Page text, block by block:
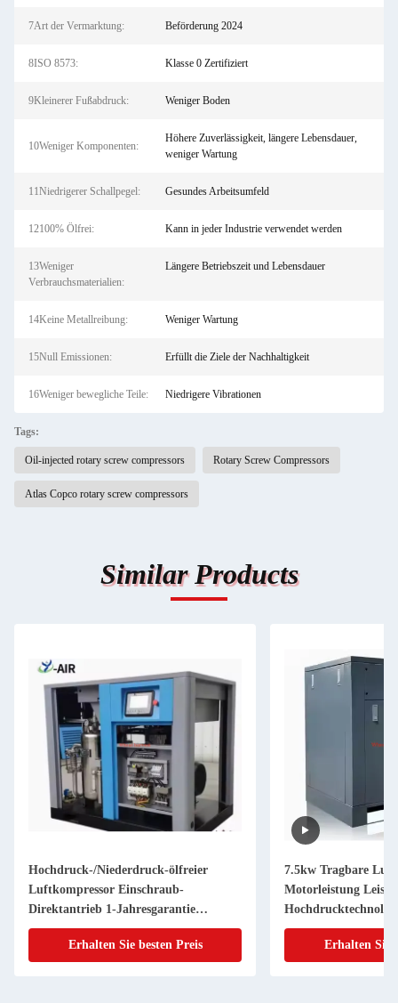
7Art der Vermarktung: Beförderung 2024
8ISO 8573: Klasse 0 Zertifiziert
9Kleinerer Fußabdruck: Weniger Boden
10Weniger Komponenten:
Höhere Zuverlässigkeit, längere Lebensdauer,
weniger Wartung
11Niedrigerer Schallpegel: Gesundes Arbeitsumfeld
12100% Ölfrei: Kann in jeder Industrie verwendet werden
13Weniger
Verbrauchsmaterialien:
Längere Betriebszeit und Lebensdauer
14Keine Metallreibung: Weniger Wartung
15Null Emissionen: Erfüllt die Ziele der Nachhaltigkeit
16Weniger bewegliche Teile: Niedrigere Vibrationen
Tags:
Oil-injected rotary screw compressors Rotary Screw Compressors
Atlas Copco rotary screw compressors
Similar Products
Hochdruck-/Niederdruck-ölfreier
Luftkompressor Einschraub-
Direktantrieb 1-Jahresgarantie
Industrie-
Rotationsschraubkompressoren
Erhalten Sie besten Preis
7.5kw Tragbare
Motorleistung Leise
Diesel/Gas/
Optionen Öl Luft
Erhalten Sie